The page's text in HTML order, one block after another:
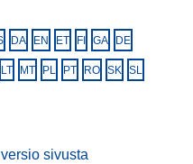
DA EN ET FI GA DE
LT MT PL PT RO SK SL
sivusta